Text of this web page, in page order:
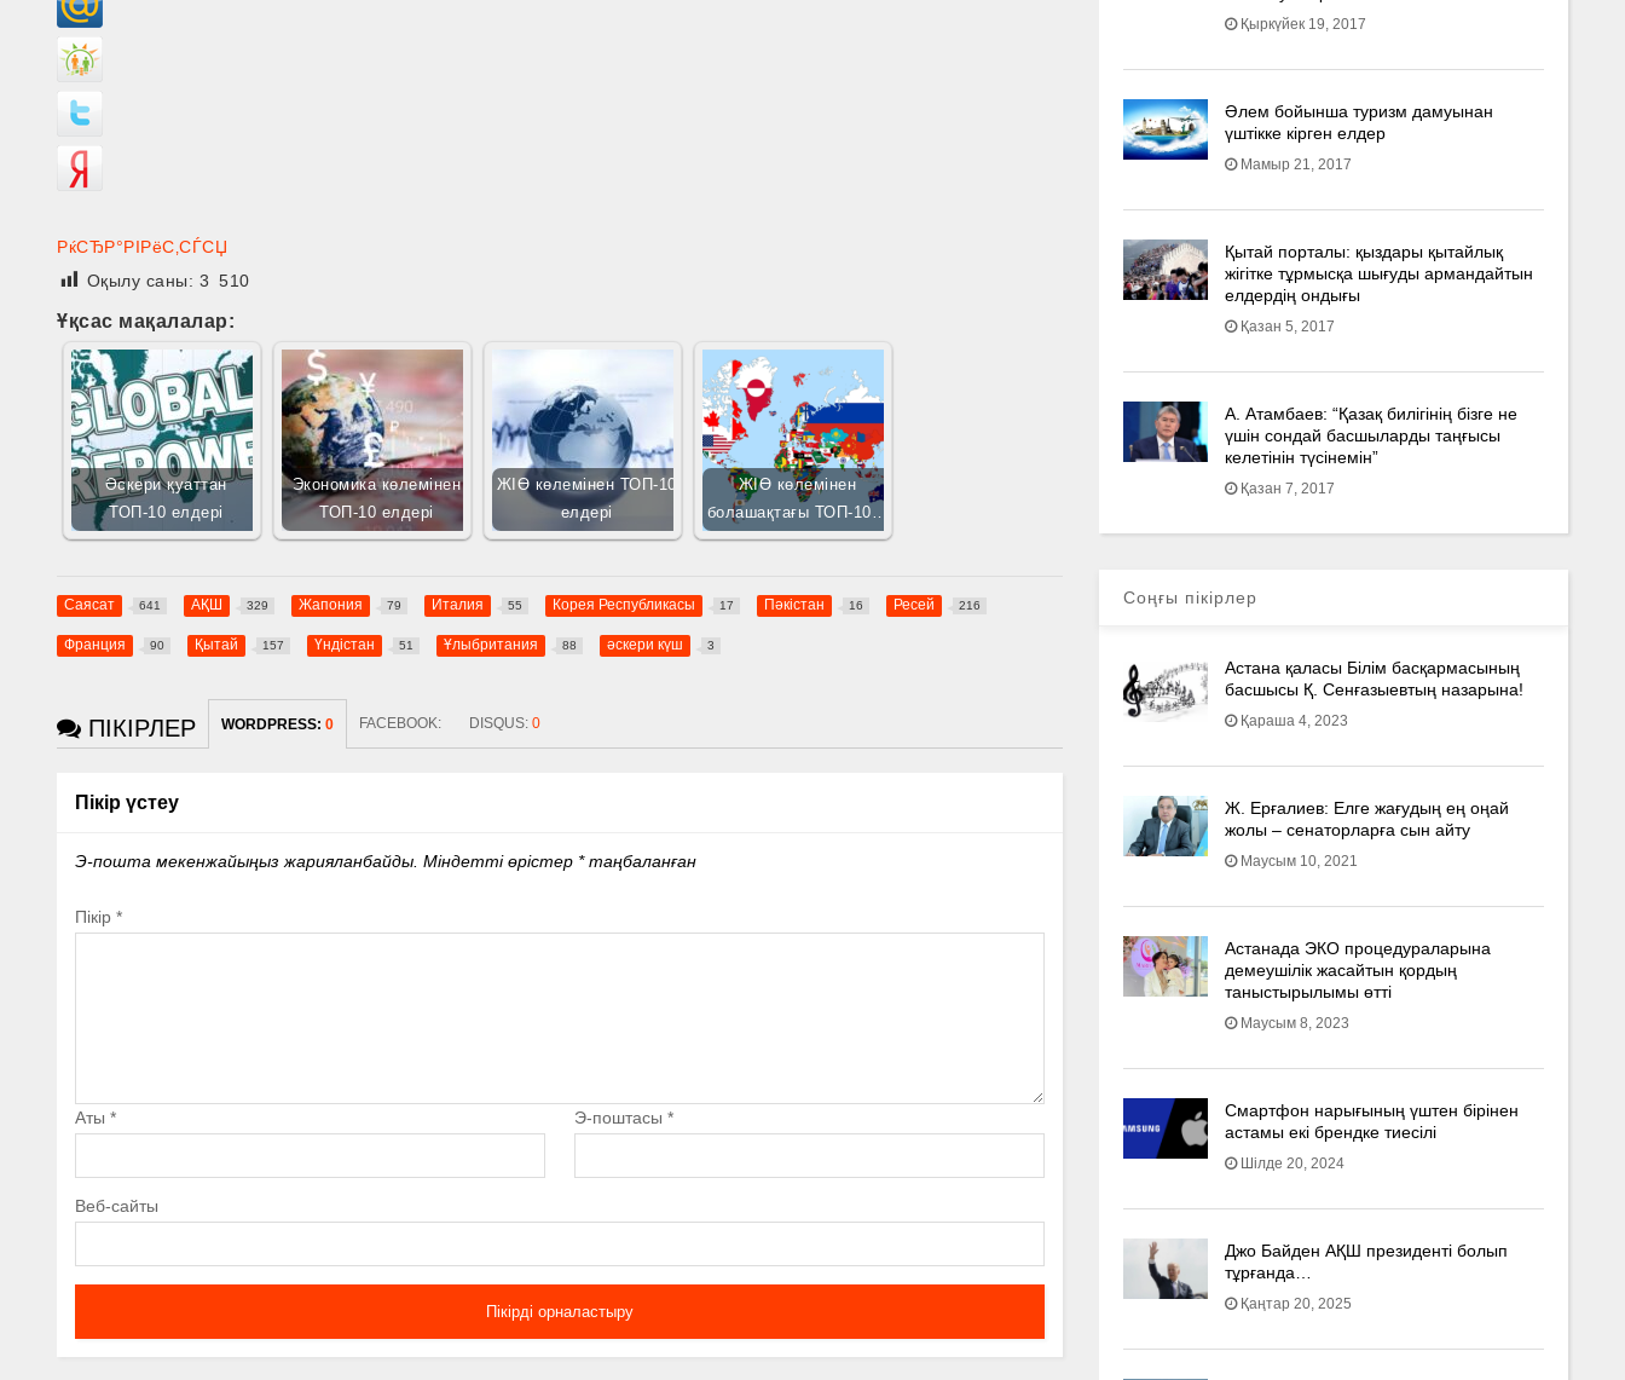
РќСЂР°РІРёС‚СЃСЏ
Оқылу саны: 3 510
Ұқсас мақалалар:
Әскери қуаттан
ТОП-10 елдері
Экономика көлемінен
ТОП-10 елдері
ЖІӨ көлемінен ТОП-10
елдері
ЖІӨ көлемінен
болашақтағы ТОП-10…
Саясат 641 АҚШ 329 Жапония 79 Италия 55 Корея Республикасы 17 Пәкістан 16 Ресей 216
Франция 90 Қытай 157 Үндістан 51 Ұлыбритания 88 әскери күш 3
ПІКІРЛЕР WORDPRESS:0 FACEBOOK: DISQUS:0
Пікір үстеу
Э-пошта мекенжайыңыз жарияланбайды.Міндетті өрістер *таңбаланған
Пікір*
Аты* Э-поштасы*
Веб-сайты
Қыркүйек 19, 2017
Әлем бойынша туризм дамуынан
үштікке кірген елдер
Мамыр 21, 2017
Қытай порталы: қыздары қытайлық
жігітке тұрмысқа шығуды армандайтын
елдердің ондығы
Қазан 5, 2017
А. Атамбаев: “Қазақ билігінің бізге не
үшін сондай басшыларды таңғысы
келетінін түсінемін”
Қазан 7, 2017
Соңғы пікірлер
Астана қаласы Білім басқармасының
басшысы Қ. Сенғазыевтың назарына!
Қараша 4, 2023
Ж. Ерғалиев: Елге жағудың ең оңай
жолы – сенаторларға сын айту
Маусым 10, 2021
Астанада ЭКО процедураларына
демеушілік жасайтын қордың
таныстырылымы өтті
Маусым 8, 2023
Смартфон нарығының үштен бірінен
астамы екі брендке тиесілі
Шілде 20, 2024
Джо Байден АҚШ президенті болып
тұрғанда…
Қаңтар 20, 2025